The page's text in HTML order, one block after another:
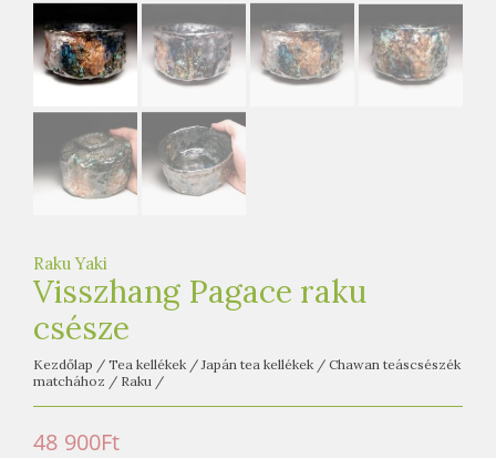
t
e
h
á
z
Raku Yaki
Visszhang Pagace raku
csésze
Kezdőlap / Tea kellékek / Japán tea kellékek / Chawan teáscsészék
matchához / Raku /
48 900Ft